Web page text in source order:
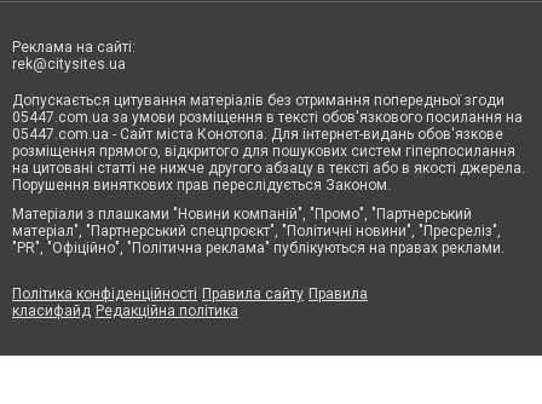
Реклама на сайті:
rek@citysites.ua
Допускається цитування матеріалів без отримання попередньої згоди
05447.com.ua за умови розміщення в тексті обов'язкового посилання на
05447.com.ua - Сайт міста Конотопа. Для інтернет-видань обов'язкове
розміщення прямого, відкритого для пошукових систем гіперпосилання
на цитовані статті не нижче другого абзацу в тексті або в якості джерела.
Порушення виняткових прав переслідується Законом.
Матеріали з плашками "Новини компаній", "Промо", "Партнерський
матеріал", "Партнерський спецпроєкт", "Політичні новини", "Пресреліз",
"PR", "Офіційно", "Політична реклама" публікуються на правах реклами.
Політика конфіденційності Правила сайту Правила
класифайд Редакційна політика